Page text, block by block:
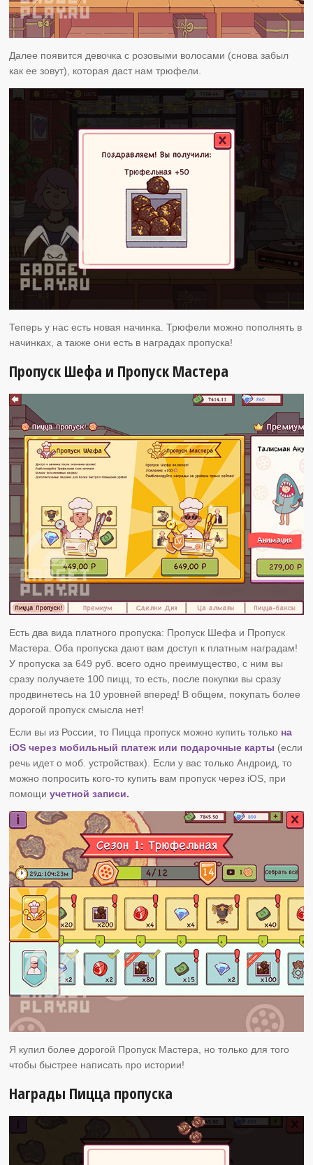
Далее появится девочка с розовыми волосами (снова забыл
как ее зовут), которая даст нам трюфели.
Теперь у нас есть новая начинка. Трюфели можно пополнять в
начинках, а также они есть в наградах пропуска!
Пропуск Шефа и Пропуск Мастера
Есть два вида платного пропуска: Пропуск Шефа и Пропуск
Мастера. Оба пропуска дают вам доступ к платным наградам!
У пропуска за 649 руб. всего одно преимущество, с ним вы
сразу получаете 100 пицц, то есть, после покупки вы сразу
продвинетесь на 10 уровней вперед! В общем, покупать более
дорогой пропуск смысла нет!
Если вы из России, то Пицца пропуск можно купить только на
iOS через мобильный платеж или подарочные карты (если
речь идет о моб. устройствах). Если у вас только Андроид, то
можно попросить кого-то купить вам пропуск через iOS, при
помощи учетной записи.
Я купил более дорогой Пропуск Мастера, но только для того
чтобы быстрее написать про истории!
Награды Пицца пропуска